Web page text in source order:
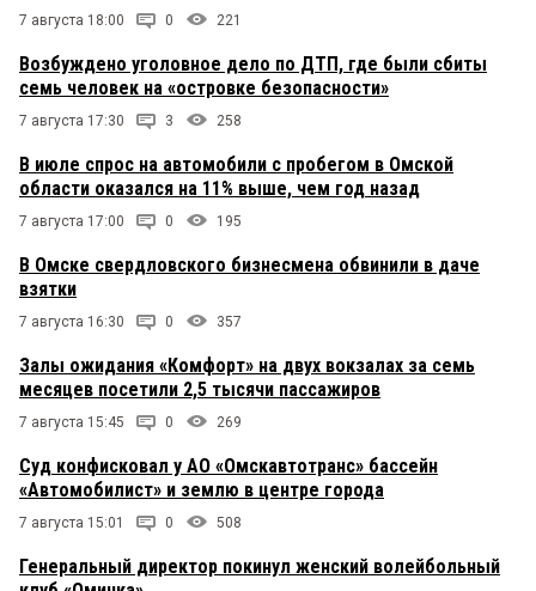
7 августа 18:00 0 221
Возбуждено уголовное дело по ДТП, где были сбиты
семь человек на «островке безопасности»
7 августа 17:30 3 258
В июле спрос на автомобили с пробегом в Омской
области оказался на 11% выше, чем год назад
7 августа 17:00 0 195
В Омске свердловского бизнесмена обвинили в даче
взятки
7 августа 16:30 0 357
Залы ожидания «Комфорт» на двух вокзалах за семь
месяцев посетили 2,5 тысячи пассажиров
7 августа 15:45 0 269
Суд конфисковал у АО «Омскавтотранс» бассейн
«Автомобилист» и землю в центре города
7 августа 15:01 0 508
Генеральный директор покинул женский волейбольный